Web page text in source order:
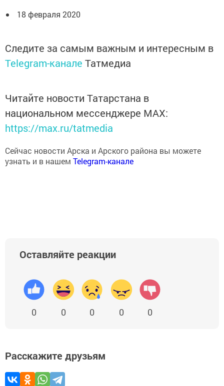
18 февраля 2020
Следите за самым важным и интересным в
Telegram-канале Татмедиа
Читайте новости Татарстана в
национальном мессенджере MАХ:
https://max.ru/tatmedia
Сейчас новости Арска и Арского района вы можете
узнать и в нашем Telegram-канале
Оставляйте реакции
0 0 0 0 0
Расскажите друзьям